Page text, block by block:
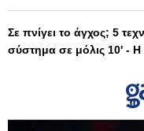
Σε πνίγει το άγχος; 5
σύστημα σε μόλις 10' - Η